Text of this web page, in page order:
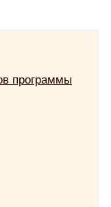
программы